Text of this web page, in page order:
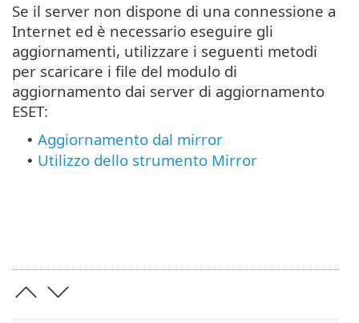
Se il server non dispone di una connessione a
Internet ed è necessario eseguire gli
aggiornamenti, utilizzare i seguenti metodi
per scaricare i file del modulo di
aggiornamento dai server di aggiornamento
ESET:
• Aggiornamento dal mirror
• Utilizzo dello strumento Mirror